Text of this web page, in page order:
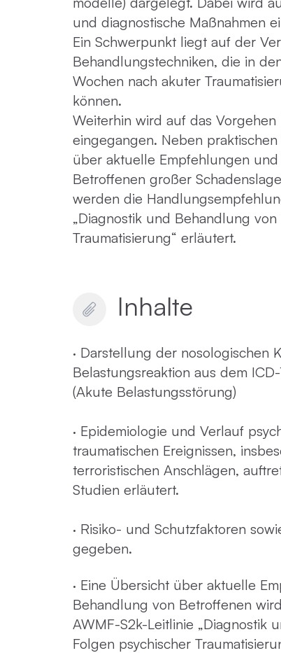
und diagnostische Maßnahmen
Ein Schwerpunkt liegt auf der
Behandlungstechniken, die in
Wochen nach akuter
können.
Weiterhin wird auf das
eingegangen. Neben
über aktuelle Empfehlungen
Betroffenen großer
werden die
„Diagnostik und Behandlung
Traumatisierung“ erläutert.
Inhalte
· Darstellung der nosologischen
Belastungsreaktion aus dem
(Akute Belastungsstörung)
· Epidemiologie und Verlauf
traumatischen Ereignissen,
terroristischen Anschlägen,
Studien erläutert.
· Risiko- und Schutzfaktoren
gegeben.
· Eine Übersicht über aktuelle
Behandlung von Betroffenen
AWMF-S2k-Leitlinie „Diagnostik
Folgen psychischer